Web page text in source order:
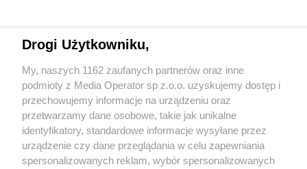
3 / 0
Wydawca mediów lokalnych
Drogi Użytkowniku,
My, naszych 1162 zaufanych partnerów oraz inne
podmioty z Media Operator sp z.o.o. uzyskujemy dostęp i
przechowujemy informacje na urządzeniu oraz
przetwarzamy dane osobowe, takie jak unikalne
identyfikatory, standardowe informacje wysyłane przez
urządzenie czy dane przeglądania w celu zapewniania
spersonalizowanych reklam, wybór spersonalizowanych